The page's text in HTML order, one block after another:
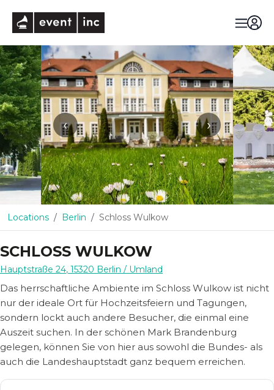
‹ ›
Locations Berlin Schloss Wulkow
SCHLOSS WULKOW
Hauptstraße 24, 15320 Berlin / Umland
Das herrschaftliche Ambiente im Schloss Wulkow ist nicht
nur der ideale Ort für Hochzeitsfeiern und Tagungen,
sondern lockt auch andere Besucher, die einmal eine
Auszeit suchen. In der schönen Mark Brandenburg
gelegen, können Sie von hier aus sowohl die Bundes- als
auch die Landeshauptstadt ganz bequem erreichen.